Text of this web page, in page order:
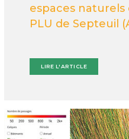
espaces
PLU de Septeuil
LIRE L'ARTICLE